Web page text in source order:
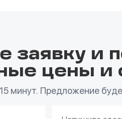
заявку и
цены и
минут. Предложение